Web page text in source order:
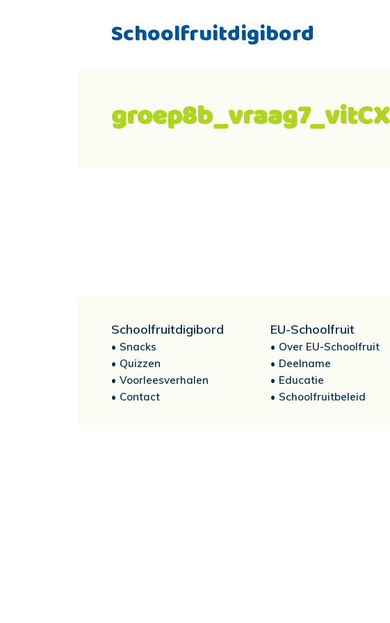
Schoolfruitdigibord
groep8b_vraag7_vitCX
Schoolfruitdigibord
Snacks
Quizzen
Voorleesverhalen
Contact
EU-Schoolfruit
Over EU-Schoolfruit
Deelname
Educatie
Schoolfruitbeleid